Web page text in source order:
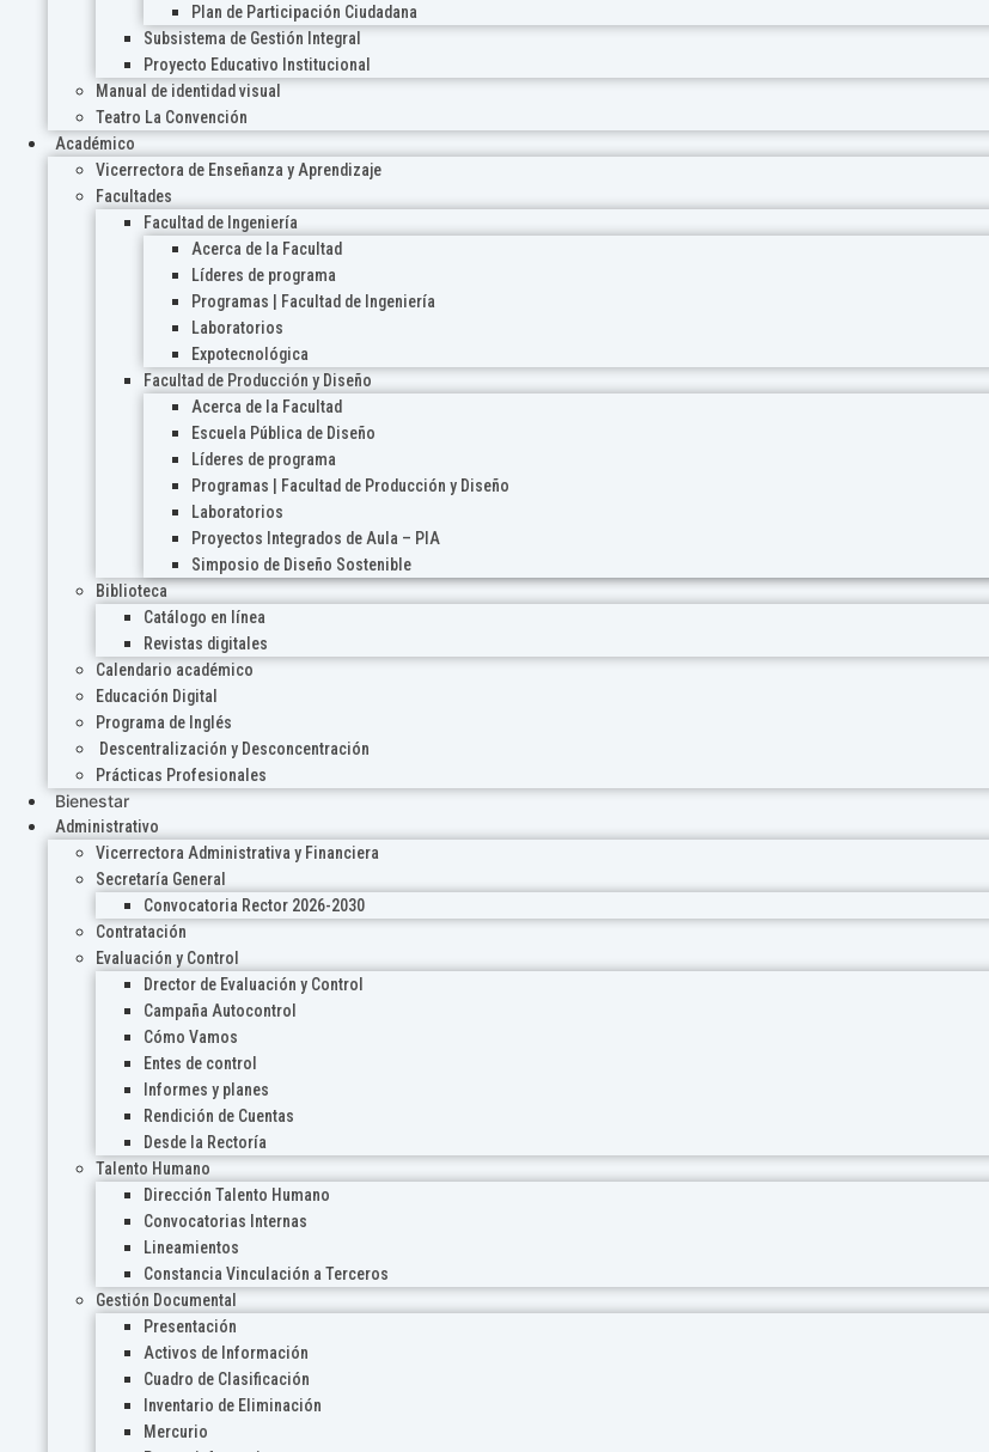
Plan de Participación Ciudadana
Subsistema de Gestión Integral
Proyecto Educativo Institucional
Manual de identidad visual
Teatro La Convención
Académico
Vicerrectora de Enseñanza y Aprendizaje
Facultades
Facultad de Ingeniería
Acerca de la Facultad
Líderes de programa
Programas | Facultad de Ingeniería
Laboratorios
Expotecnológica
Facultad de Producción y Diseño
Acerca de la Facultad
Escuela Pública de Diseño
Líderes de programa
Programas | Facultad de Producción y Diseño
Laboratorios
Proyectos Integrados de Aula – PIA
Simposio de Diseño Sostenible
Biblioteca
Catálogo en línea
Revistas digitales
Calendario académico
Educación Digital
Programa de Inglés
Descentralización y Desconcentración
Prácticas Profesionales
Bienestar
Administrativo
Vicerrectora Administrativa y Financiera
Secretaría General
Convocatoria Rector 2026-2030
Contratación
Evaluación y Control
Drector de Evaluación y Control
Campaña Autocontrol
Cómo Vamos
Entes de control
Informes y planes
Rendición de Cuentas
Desde la Rectoría
Talento Humano
Dirección Talento Humano
Convocatorias Internas
Lineamientos
Constancia Vinculación a Terceros
Gestión Documental
Presentación
Activos de Información
Cuadro de Clasificación
Inventario de Eliminación
Mercurio